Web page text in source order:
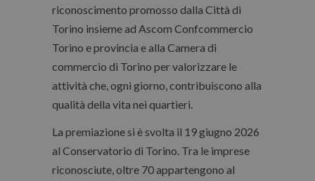
riconoscimento promosso dalla Città di
Torino insieme ad Ascom Confcommercio
Torino e provincia e alla Camera di
commercio di Torino per valorizzare le
attività che, ogni giorno, contribuiscono alla
qualità della vita nei quartieri.
La premiazione si è svolta il 19 giugno 2026
al Conservatorio di Torino. Tra le imprese
riconosciute, oltre 70 appartengono al